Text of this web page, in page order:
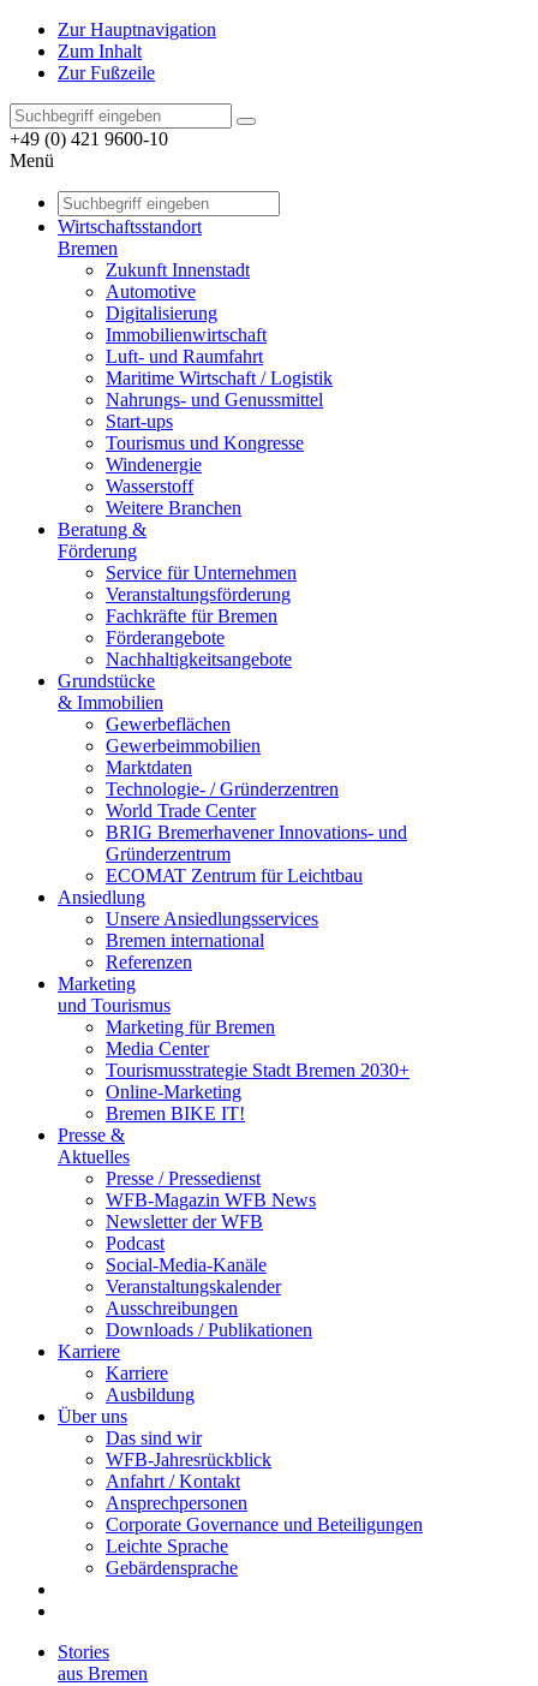
Zur Hauptnavigation
Zum Inhalt
Zur Fußzeile
+49 (0) 421 9600-10
Menü
Wirtschaftsstandort
Bremen
Zukunft Innenstadt
Automotive
Digitalisierung
Immobilienwirtschaft
Luft- und Raumfahrt
Maritime Wirtschaft / Logistik
Nahrungs- und Genussmittel
Start-ups
Tourismus und Kongresse
Windenergie
Wasserstoff
Weitere Branchen
Beratung &
Förderung
Service für Unternehmen
Veranstaltungsförderung
Fachkräfte für Bremen
Förderangebote
Nachhaltigkeitsangebote
Grundstücke
& Immobilien
Gewerbeflächen
Gewerbeimmobilien
Marktdaten
Technologie- / Gründerzentren
World Trade Center
BRIG Bremerhavener Innovations- und
Gründerzentrum
ECOMAT Zentrum für Leichtbau
Ansiedlung
Unsere Ansiedlungsservices
Bremen international
Referenzen
Marketing
und Tourismus
Marketing für Bremen
Media Center
Tourismusstrategie Stadt Bremen 2030+
Online-Marketing
Bremen BIKE IT!
Presse &
Aktuelles
Presse / Pressedienst
WFB-Magazin WFB News
Newsletter der WFB
Podcast
Social-Media-Kanäle
Veranstaltungskalender
Ausschreibungen
Downloads / Publikationen
Karriere
Karriere
Ausbildung
Über uns
Das sind wir
WFB-Jahresrückblick
Anfahrt / Kontakt
Ansprechpersonen
Corporate Governance und Beteiligungen
Leichte Sprache
Gebärdensprache
Stories
aus Bremen